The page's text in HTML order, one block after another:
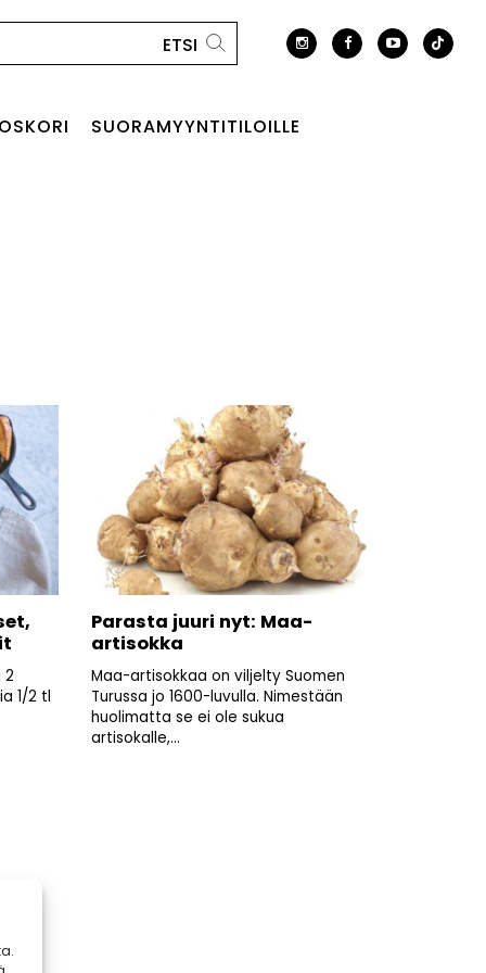
SUORAMYYNTITILOILLE
2
1/2 tl
Parasta juuri nyt: Maa-
artisokka
Maa-artisokkaa on viljelty Suomen
Turussa jo 1600-luvulla. Nimestään
huolimatta se ei ole sukua
artisokalle,...